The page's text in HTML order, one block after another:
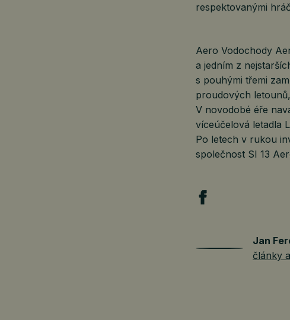
respektovanými
Aero Vodochody
a jedním z
s pouhými třemi
proudových
V novodobé éře
víceúčelová letadla
Po letech v rukou
společnost SI 13
Jan
články